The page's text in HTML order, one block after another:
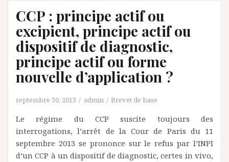
CCP : principe actif ou
excipient, principe actif ou
dispositif de diagnostic,
principe actif ou forme
nouvelle d’application ?
septembre 30, 2013 admin Brevet de base
Le régime du CCP suscite toujours des
interrogations, l’arrêt de la Cour de Paris du 11
septembre 2013 se prononce sur le refus par l’INPI
d’un CCP à un dispositif de diagnostic, certes in vivo,